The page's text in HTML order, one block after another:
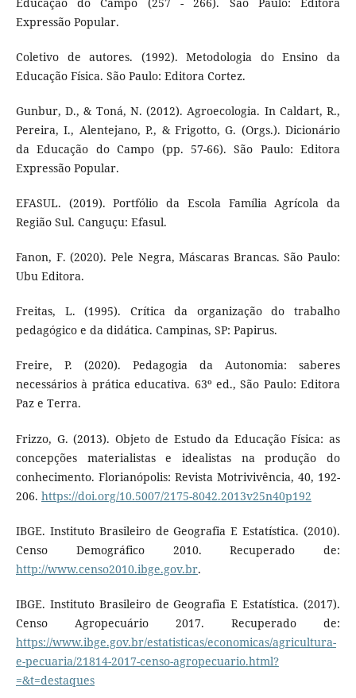
Educação do Campo (257 - 266). São Paulo: Editora
Expressão Popular.
Coletivo de autores. (1992). Metodologia do Ensino da
Educação Física. São Paulo: Editora Cortez.
Gunbur, D., & Toná, N. (2012). Agroecologia. In Caldart, R.,
Pereira, I., Alentejano, P., & Frigotto, G. (Orgs.). Dicionário
da Educação do Campo (pp. 57-66). São Paulo: Editora
Expressão Popular.
EFASUL. (2019). Portfólio da Escola Família Agrícola da
Região Sul. Canguçu: Efasul.
Fanon, F. (2020). Pele Negra, Máscaras Brancas. São Paulo:
Ubu Editora.
Freitas, L. (1995). Crítica da organização do trabalho
pedagógico e da didática. Campinas, SP: Papirus.
Freire, P. (2020). Pedagogia da Autonomia: saberes
necessários à prática educativa. 63º ed., São Paulo: Editora
Paz e Terra.
Frizzo, G. (2013). Objeto de Estudo da Educação Física: as
concepções materialistas e idealistas na produção do
conhecimento. Florianópolis: Revista Motrivivência, 40, 192-
206. https://doi.org/10.5007/2175-8042.2013v25n40p192
IBGE. Instituto Brasileiro de Geografia E Estatística. (2010).
Censo Demográfico 2010. Recuperado de:
http://www.censo2010.ibge.gov.br.
IBGE. Instituto Brasileiro de Geografia E Estatística. (2017).
Censo Agropecuário 2017. Recuperado de:
https://www.ibge.gov.br/estatisticas/economicas/agricultura-
e-pecuaria/21814-2017-censo-agropecuario.html?
=&t=destaques